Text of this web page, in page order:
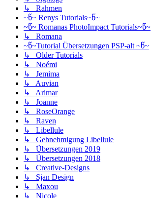
↳ Rahmen
~წ~ Renys Tutorials~წ~
~წ~ Romanas PhotoImpact Tutorials~წ~
↳ Romana
~წ~Tutorial Übersetzungen PSP-alt ~წ~
↳ Older Tutorials
↳ Noémi
↳ Jemima
↳ Auvian
↳ Arimar
↳ Joanne
↳ RoseOrange
↳ Raven
↳ Libellule
↳ Gehnehmigung Libellule
↳ Übersetzungen 2019
↳ Übersetzungen 2018
↳ Creative-Designs
↳ Sjan Design
↳ Maxou
↳ Nicole